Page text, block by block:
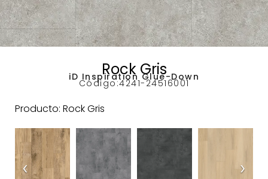
Rock Gris
iD Inspiration Glue-Down
Código:4241-24516001
Producto: Rock Gris
‹ ›